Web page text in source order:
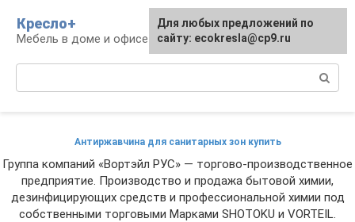
контенту
Кресло+
Мебель в доме и офисе
Антиржавчина для санитарных зон купить
Группа компаний «Вортэйл РУС» — торгово-производственное
предприятие. Производство и продажа бытовой химии,
дезинфицирующих средств и профессиональной химии под
собственными торговыми Марками SHOTOKU и VORTEIL.
Для любых предложений по
сайту: ecokresla@cp9.ru